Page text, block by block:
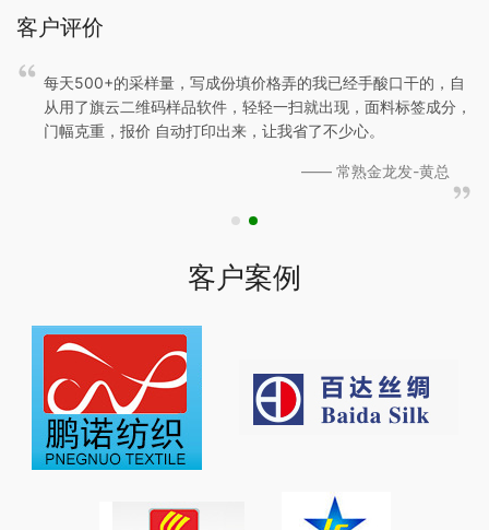
客户评价
每天500+的采样量，写成份填价格弄的我已经手酸口干的，自
从用了旗云二维码样品软件，轻轻一扫就出现，面料标签成分，
门幅克重，报价 自动打印出来，让我省了不少心。
—— 常熟金龙发-黄总
客户案例